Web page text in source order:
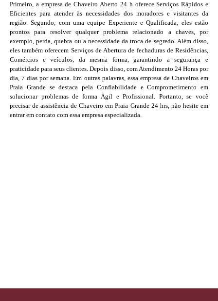
Primeiro, a empresa de Chaveiro Aberto 24 h oferece Serviços Rápidos e
Eficientes para atender às necessidades dos moradores e visitantes da
região. Segundo, com uma equipe Experiente e Qualificada, eles estão
prontos para resolver qualquer problema relacionado a chaves, por
exemplo, perda, quebra ou a necessidade da troca de segredo. Além disso,
eles também oferecem Serviços de Abertura de fechaduras de Residências,
Comércios e veículos, da mesma forma, garantindo a segurança e
praticidade para seus clientes. Depois disso, com Atendimento 24 Horas por
dia, 7 dias por semana. Em outras palavras, essa empresa de Chaveiros em
Praia Grande se destaca pela Confiabilidade e Comprometimento em
solucionar problemas de forma Ágil e Profissional. Portanto, se você
precisar de assistência de Chaveiro em Praia Grande 24 hrs, não hesite em
entrar em contato com essa empresa especializada.